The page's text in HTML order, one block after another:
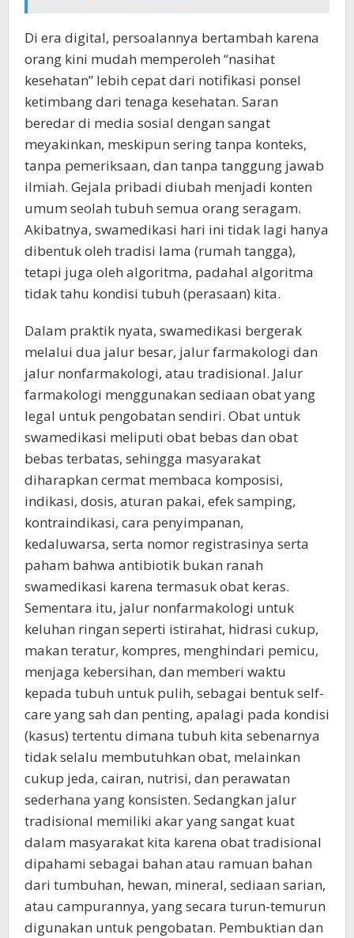
Di era digital, persoalannya bertambah karena
orang kini mudah memperoleh “nasihat
kesehatan” lebih cepat dari notifikasi ponsel
ketimbang dari tenaga kesehatan. Saran
beredar di media sosial dengan sangat
meyakinkan, meskipun sering tanpa konteks,
tanpa pemeriksaan, dan tanpa tanggung jawab
ilmiah. Gejala pribadi diubah menjadi konten
umum seolah tubuh semua orang seragam.
Akibatnya, swamedikasi hari ini tidak lagi hanya
dibentuk oleh tradisi lama (rumah tangga),
tetapi juga oleh algoritma, padahal algoritma
tidak tahu kondisi tubuh (perasaan) kita.
Dalam praktik nyata, swamedikasi bergerak
melalui dua jalur besar, jalur farmakologi dan
jalur nonfarmakologi, atau tradisional. Jalur
farmakologi menggunakan sediaan obat yang
legal untuk pengobatan sendiri. Obat untuk
swamedikasi meliputi obat bebas dan obat
bebas terbatas, sehingga masyarakat
diharapkan cermat membaca komposisi,
indikasi, dosis, aturan pakai, efek samping,
kontraindikasi, cara penyimpanan,
kedaluwarsa, serta nomor registrasinya serta
paham bahwa antibiotik bukan ranah
swamedikasi karena termasuk obat keras.
Sementara itu, jalur nonfarmakologi untuk
keluhan ringan seperti istirahat, hidrasi cukup,
makan teratur, kompres, menghindari pemicu,
menjaga kebersihan, dan memberi waktu
kepada tubuh untuk pulih, sebagai bentuk self-
care yang sah dan penting, apalagi pada kondisi
(kasus) tertentu dimana tubuh kita sebenarnya
tidak selalu membutuhkan obat, melainkan
cukup jeda, cairan, nutrisi, dan perawatan
sederhana yang konsisten. Sedangkan jalur
tradisional memiliki akar yang sangat kuat
dalam masyarakat kita karena obat tradisional
dipahami sebagai bahan atau ramuan bahan
dari tumbuhan, hewan, mineral, sediaan sarian,
atau campurannya, yang secara turun-temurun
digunakan untuk pengobatan. Pembuktian dan